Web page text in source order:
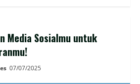
Media Sosialmu untuk
07/07/2025